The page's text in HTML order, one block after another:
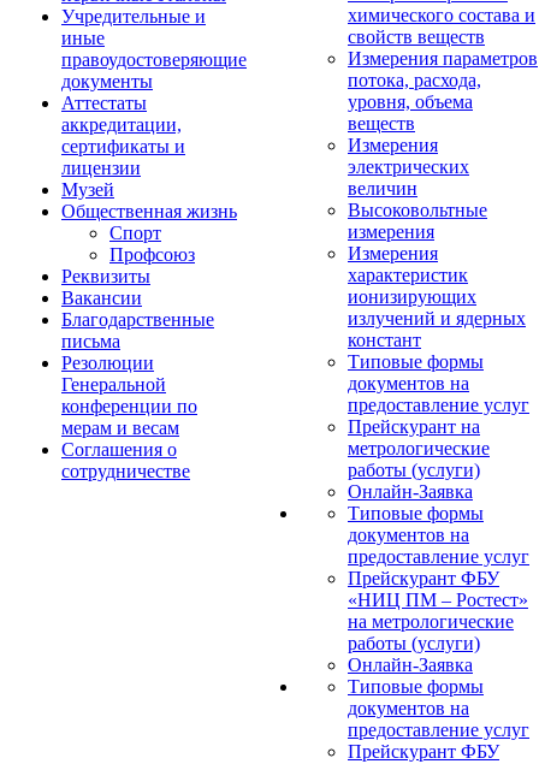
Учредительные и
иные
правоудостоверяющие
документы
Аттестаты
аккредитации,
сертификаты и
лицензии
Музей
Общественная жизнь
Спорт
Профсоюз
Реквизиты
Вакансии
Благодарственные
письма
Резолюции
Генеральной
конференции по
мерам и весам
Соглашения о
сотрудничестве
химического состава и
свойств веществ
Измерения параметров
потока, расхода,
уровня, объема
веществ
Измерения
электрических
величин
Высоковольтные
измерения
Измерения
характеристик
ионизирующих
излучений и ядерных
констант
Типовые формы
документов на
предоставление услуг
Прейскурант на
метрологические
работы (услуги)
Онлайн-Заявка
Типовые формы
документов на
предоставление услуг
Прейскурант ФБУ
«НИЦ ПМ – Ростест»
на метрологические
работы (услуги)
Онлайн-Заявка
Типовые формы
документов на
предоставление услуг
Прейскурант ФБУ